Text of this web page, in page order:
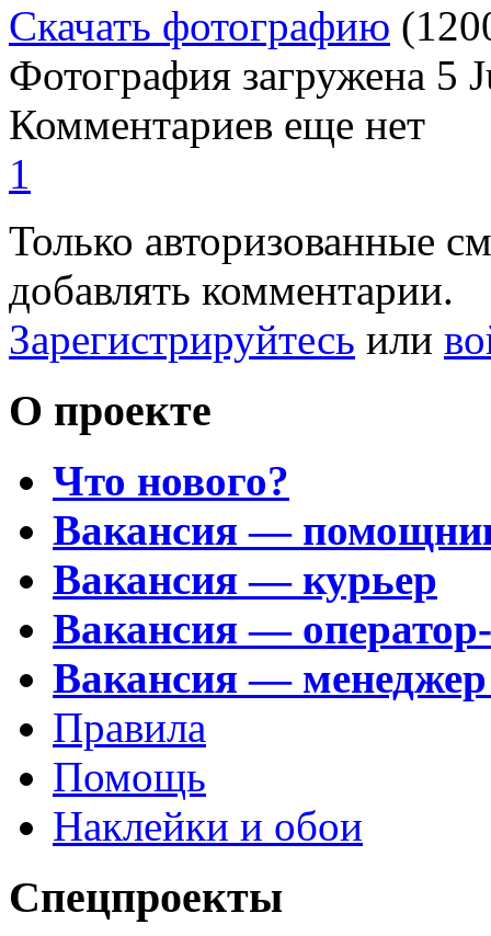
Скачать фотографию
Фотография загружена 5
Комментариев еще нет
1
Только авторизованные
добавлять комментарии.
Зарегистрируйтесь или
О проекте
Что нового?
Вакансия —
Вакансия — курьер
Вакансия —
Вакансия —
Правила
Помощь
Наклейки и обои
Спецпроекты